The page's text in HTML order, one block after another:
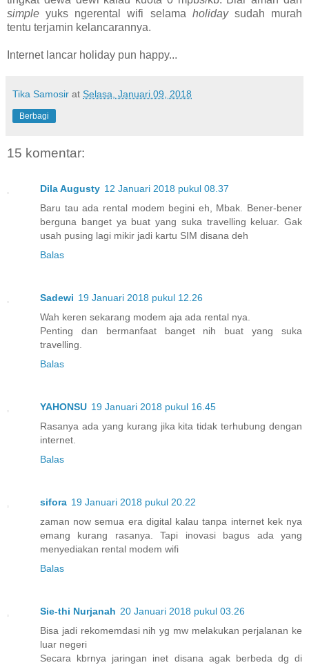
simple yuks ngerental wifi selama holidaysudah murah
tentu terjamin kelancarannya.
Internet lancar holiday pun happy...
Tika Samosir at Selasa, Januari 09, 2018
Berbagi
15 komentar:
Dila Augusty 12 Januari 2018 pukul 08.37
Baru tau ada rental modem begini eh, Mbak. Bener-bener
berguna banget ya buat yang suka travelling keluar. Gak
usah pusing lagi mikir jadi kartu SIM disana deh
Balas
Sadewi 19 Januari 2018 pukul 12.26
Wah keren sekarang modem aja ada rental nya.
Penting dan bermanfaat banget nih buat yang suka
travelling.
Balas
YAHONSU 19 Januari 2018 pukul 16.45
Rasanya ada yang kurang jika kita tidak terhubung dengan
internet.
Balas
sifora 19 Januari 2018 pukul 20.22
zaman now semua era digital kalau tanpa internet kek nya
emang kurang rasanya. Tapi inovasi bagus ada yang
menyediakan rental modem wifi
Balas
Sie-thi Nurjanah 20 Januari 2018 pukul 03.26
Bisa jadi rekomemdasi nih yg mw melakukan perjalanan ke
luar negeri
Secara kbrnya jaringan inet disana agak berbeda dg di